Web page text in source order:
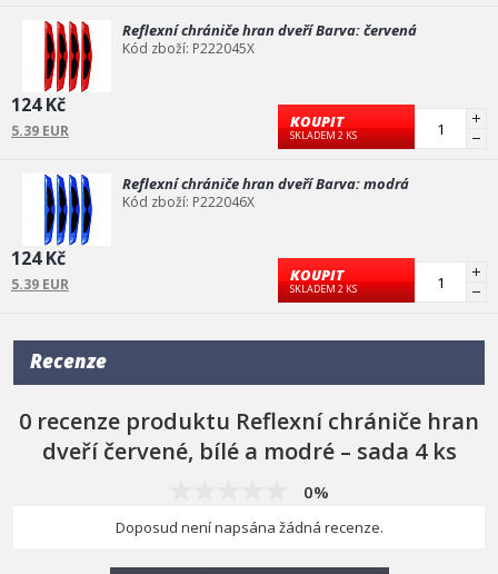
Reflexní chrániče hran dveří Barva: červená
Kód zboží: P222045X
124 Kč
5.39 EUR KOUPIT
SKLADEM 2 KS
Reflexní chrániče hran dveří Barva: modrá
Kód zboží: P222046X
124 Kč
5.39 EUR KOUPIT
SKLADEM 2 KS
Recenze
0 recenze produktu Reflexní chrániče hran
dveří červené, bílé a modré – sada 4 ks
0%
Doposud není napsána žádná recenze.